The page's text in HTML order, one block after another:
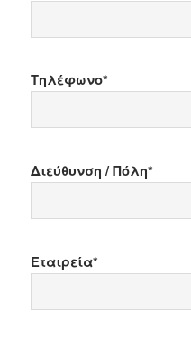
Τηλέφωνο*
Διεύθυνση / Πόλη*
Εταιρεία*